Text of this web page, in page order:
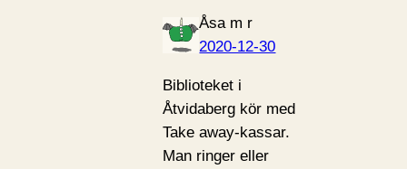
Åsa m r
2020-12-30
Biblioteket i
Åtvidaberg kör med
Take away-kassar.
Man ringer eller